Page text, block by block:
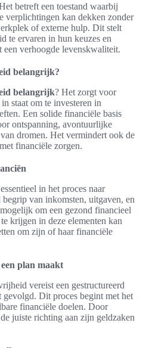
betreft een toestand waarbij
verplichtingen kan dekken zonder
of externe hulp. Dit stelt
te ervaren in hun keuzes en
verhoogde levenskwaliteit.
belangrijk?
belangrijk? Het zorgt voor
staat om te investeren in
Een solide financiële basis
ontspanning, avontuurlijke
dromen. Het vermindert ook de
financiële zorgen.
in het proces naar
van inkomsten, uitgaven, en
om een gezond financieel
krijgen in deze elementen kan
om zijn of haar financiële
plan maakt
vereist een gestructureerd
Dit proces begint met het
financiële doelen. Door
juiste richting aan zijn geldzaken